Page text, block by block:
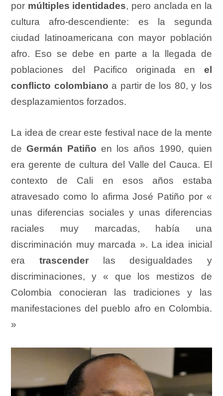
por múltiples identidades, pero anclada en la
cultura afro-descendiente: es la segunda
ciudad latinoamericana con mayor población
afro. Eso se debe en parte a la llegada de
poblaciones del Pacifico originada en el
conflicto colombiano a partir de los 80, y los
desplazamientos forzados.
La idea de crear este festival nace de la mente
deGermán Patiño en los años 1990, quien
era gerente de cultura del Valle del Cauca. El
contexto de Cali en esos años estaba
atravesado como lo afirma José Patiño por «
unas diferencias sociales y unas diferencias
raciales muy marcadas, había una
discriminación muy marcada ». La idea inicial
era trascenderlas desigualdades y
discriminaciones, y « que los mestizos de
Colombia conocieran las tradiciones y las
manifestaciones del pueblo afro en Colombia.
»